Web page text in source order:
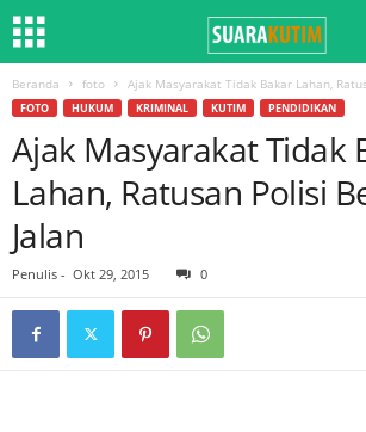
Beranda foto Ajak Masyarakat Tidak Bakar Lahan,
FOTO HUKUM KRIMINAL KUTIM PENDIDIKAN
Ajak Masyarakat Tidak
Lahan, Ratusan Polisi
Jalan
Penulis - Okt 29, 2015 0